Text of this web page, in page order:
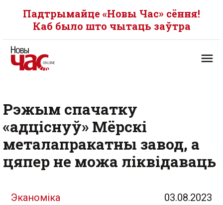
Падтрымайце «Новы Час» сёння!
Каб было што чытаць заўтра
Рэжым спачатку
«адціснуў» Мёрскі
металапракатны завод, а
цяпер не можа ліквідаваць
Эканоміка 03.08.2023